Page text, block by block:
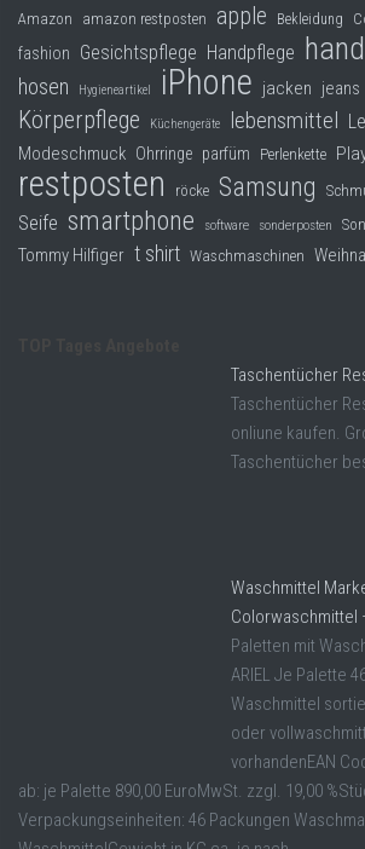
Amazon amazon restposten apple Bekleidung
fashion Gesichtspflege Handpflege
hosen Hygieneartikel iPhone jacken jeans
Körperpflege Küchengeräte lebensmittel
Modeschmuck Ohrringe parfüm Perlenkette
restposten röcke Samsung
Seife smartphone software sonderposten
Tommy Hilfiger t shirt Waschmaschinen
Taschentücher
Taschentücher
onliune kaufen.
Taschentücher
Waschmittel
Colorwaschmittel
Paletten mit
ARIEL Je Palette
Waschmittel
oder
vorhandenEAN
ab: je Palette 890,00 EuroMwSt. zzgl. 19,00
Verpackungseinheiten: 46 Packungen